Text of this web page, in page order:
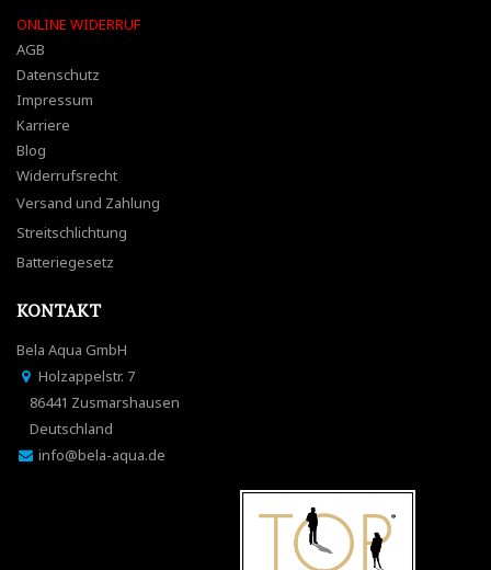
ONLINE WIDERRUF
AGB
Datenschutz
Impressum
Karriere
Blog
Widerrufsrecht
Versand und Zahlung
Streitschlichtung
Batteriegesetz
KONTAKT
Bela Aqua GmbH
Holzappelstr. 7
86441 Zusmarshausen
Deutschland
info@bela-aqua.de